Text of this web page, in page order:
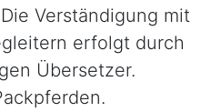
Verständigung mit
erfolgt durch
Übersetzer.